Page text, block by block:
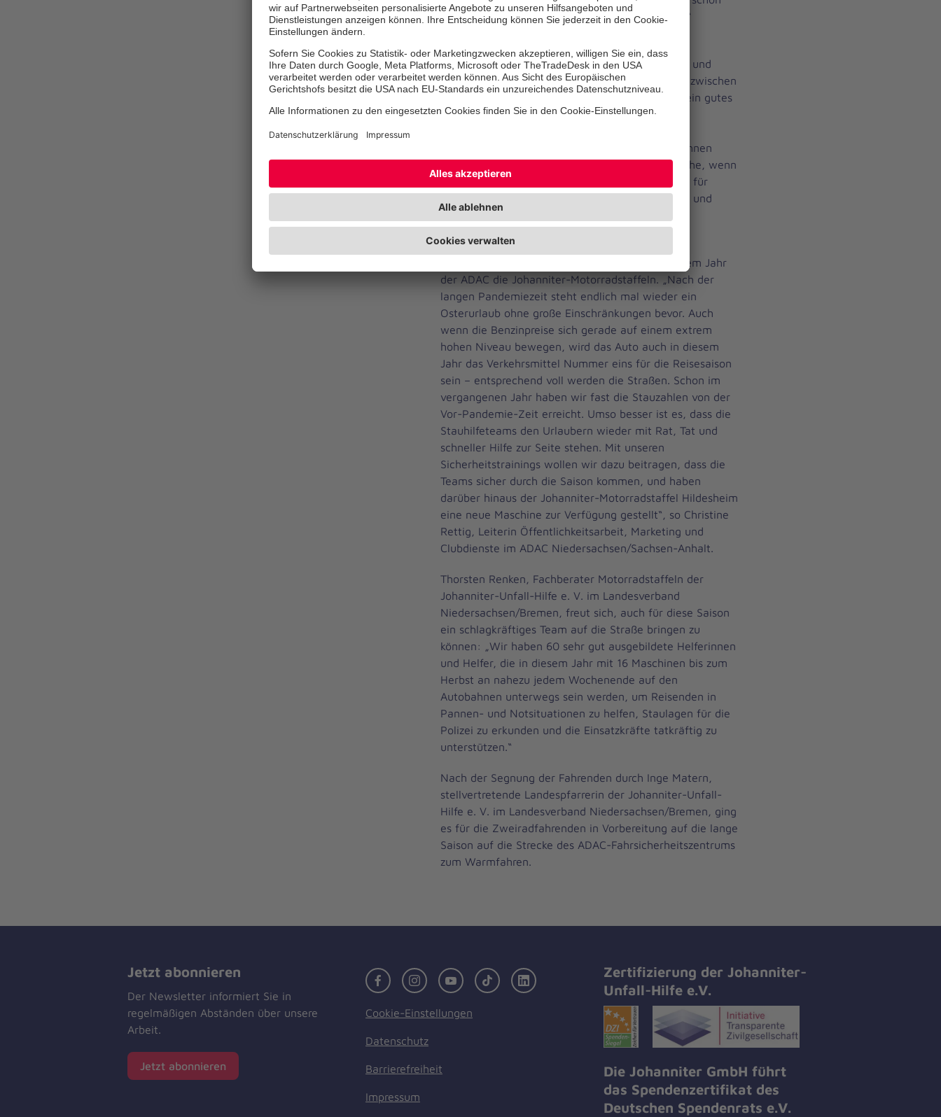
seit über 20 Jahren zuverlässig zur Seite stehen.“
Stefan Radmacher, ehrenamtliches Mitglied im
Landesvorstand der Johanniter in Niedersachsen und
Bremen, richtete den Fokus auf die Kooperation zwischen
Polizei und den Johanniter-Stauhelfern. Das sei ein gutes
Beispiel, wie ehrenamtliche Kräfte einen großen
Zusammenarbeit mit der Polizei auf den Autobahnen
leisten würden. „Es ist schon eine besondere Sache, wenn
ehrenamtliche Helferinnen und Helfer
Woche für
Woche ihre Freizeit auf der Autobahn verbringen und
Autofahrenden bei Unfällen und in anderen
Als langjähriger Partner unterstützt auch in diesem Jahr
der ADAC die Johanniter-Motorradstaffeln. „Nach der
langen Pandemiezeit steht endlich mal wieder ein
Osterurlaub ohne große Einschränkungen bevor. Auch
wenn die Benzinpreise sich gerade auf einem extrem
hohen Niveau bewegen, wird das Auto auch in diesem
Jahr das Verkehrsmittel Nummer eins für die Reisesaison
sein – entsprechend voll werden die Straßen. Schon im
vergangenen Jahr haben wir fast die Stauzahlen von der
Vor-Pandemie-Zeit erreicht. Umso besser ist es, dass die
Stauhilfeteams den Urlaubern wieder mit Rat, Tat und
schneller Hilfe zur Seite stehen. Mit unseren
Sicherheitstrainings wollen wir dazu beitragen, dass die
Teams sicher durch die Saison kommen, und haben
darüber hinaus der Johanniter-Motorradstaffel Hildesheim
eine neue Maschine zur Verfügung gestellt“, so Christine
Rettig, Leiterin Öffentlichkeitsarbeit, Marketing und
Clubdienste im ADAC Niedersachsen/Sachsen-Anhalt.
Thorsten Renken, Fachberater Motorradstaffeln der
Johanniter-Unfall-Hilfe e. V. im Landesverband
Niedersachsen/Bremen, freut sich, auch für diese Saison
ein schlagkräftiges Team auf die Straße bringen zu
können: „Wir haben 60 sehr gut ausgebildete Helferinnen
und Helfer, die in diesem Jahr mit 16 Maschinen bis zum
Herbst an nahezu jedem Wochenende auf den
Autobahnen unterwegs sein werden, um Reisenden in
Pannen- und Notsituationen zu helfen, Staulagen für die
Polizei zu erkunden und die Einsatzkräfte tatkräftig zu
unterstützen.“
Nach der Segnung der Fahrenden durch Inge Matern,
stellvertretende Landespfarrerin der Johanniter-Unfall-
Hilfe e. V. im Landesverband Niedersachsen/Bremen, ging
es für die Zweiradfahrenden in Vorbereitung auf die lange
Saison auf die Strecke des ADAC-Fahrsicherheitszentrums
zum Warmfahren.
Jetzt abonnieren
Der Newsletter informiert Sie in
regelmäßigen Abständen über unsere
Arbeit.
Jetzt abonnieren
FacebookInstagramYoutubeTikTok LinkedIn
Cookie-Einstellungen
Datenschutz
Barrierefreiheit
Impressum
Zertifizierung der Johanniter-
Unfall-Hilfe e.V.
Die Johanniter GmbH führt
das Spendenzertifikat des
Deutschen Spendenrats e.V.